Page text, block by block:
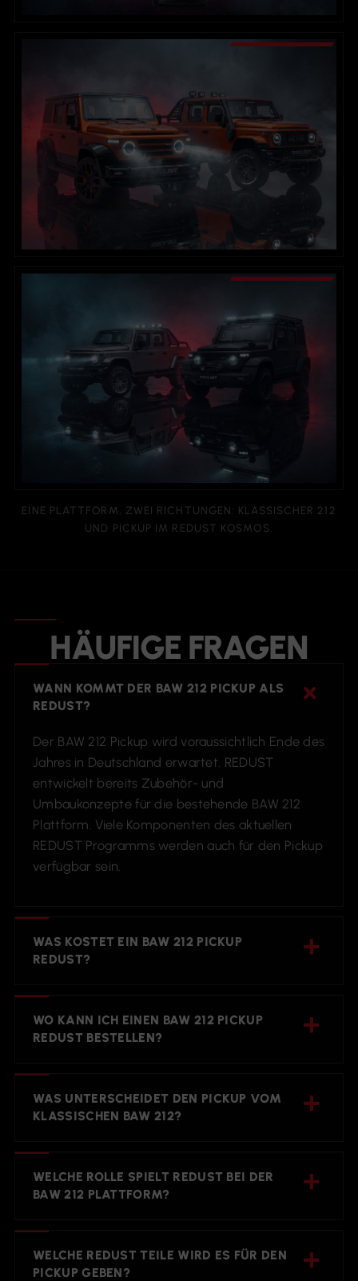
EINE PLATTFORM, ZWEI RICHTUNGEN: KLASSISCHER 212
UND PICKUP IM REDUST KOSMOS.
HÄUFIGE FRAGEN
WANN KOMMT DER BAW 212 PICKUP ALS
REDUST?
Der BAW 212 Pickup wird voraussichtlich Ende des
Jahres in Deutschland erwartet. REDUST
entwickelt bereits Zubehör- und
Umbaukonzepte für die bestehende BAW 212
Plattform. Viele Komponenten des aktuellen
REDUST Programms werden auch für den Pickup
verfügbar sein.
WAS KOSTET EIN BAW 212 PICKUP
REDUST?
WO KANN ICH EINEN BAW 212 PICKUP
REDUST BESTELLEN?
WAS UNTERSCHEIDET DEN PICKUP VOM
KLASSISCHEN BAW 212?
WELCHE ROLLE SPIELT REDUST BEI DER
BAW 212 PLATTFORM?
WELCHE REDUST TEILE WIRD ES FÜR DEN
PICKUP GEBEN?